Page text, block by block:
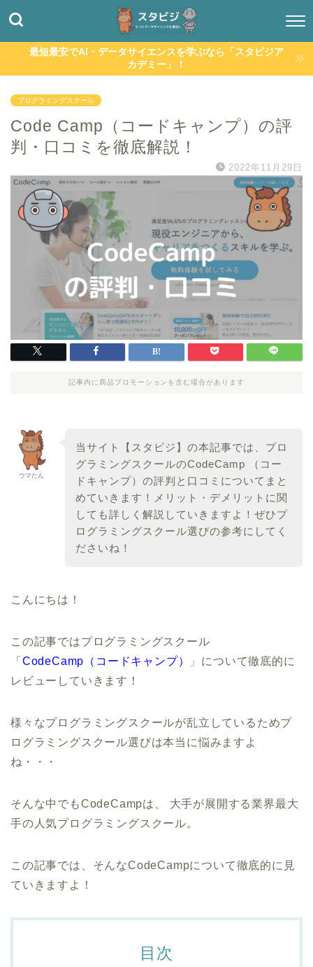
最短最安でAI・データサイエンスを学ぶなら「スタビジア
カデミー」！
プログラミングスクール
Code Camp（コードキャンプ）の評
判・口コミを徹底解説！
2022年11月29日
記事内に商品プロモーションを含む場合があります
ウマたん
当サイト【スタビジ】の本記事では、プロ
グラミングスクールのCodeCamp （コー
ドキャンプ）の評判と口コミについてまと
めていきます！メリット・デメリットに関
しても詳しく解説していきますよ！ぜひプ
ログラミングスクール選びの参考にしてく
ださいね！
こんにちは！
この記事ではプログラミングスクール
「 CodeCamp（コードキャンプ）
」について徹底的に
レビューしていきます！
様々なプログラミングスクールが乱立しているためプ
ログラミングスクール選びは本当に悩みますよ
ね・・・
そんな中でもCodeCampは、 大手が展開する業界最大
手の人気プログラミングスクール。
この記事では、そんなCodeCampについて徹底的に見
ていきますよ！
目次